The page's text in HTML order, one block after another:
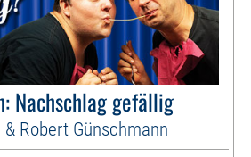
Nachschlag gefällig
Robert Günschmann